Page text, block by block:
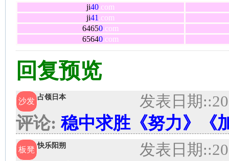
ji40.com
ji41 .com
64650.com
65640.com
回复预览
沙发 占领日本 发表日期:
评论: 稳中求胜《努力》《
板凳 快乐阳朔 发表日期: